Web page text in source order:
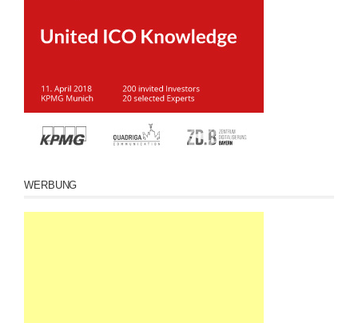
WERBUNG